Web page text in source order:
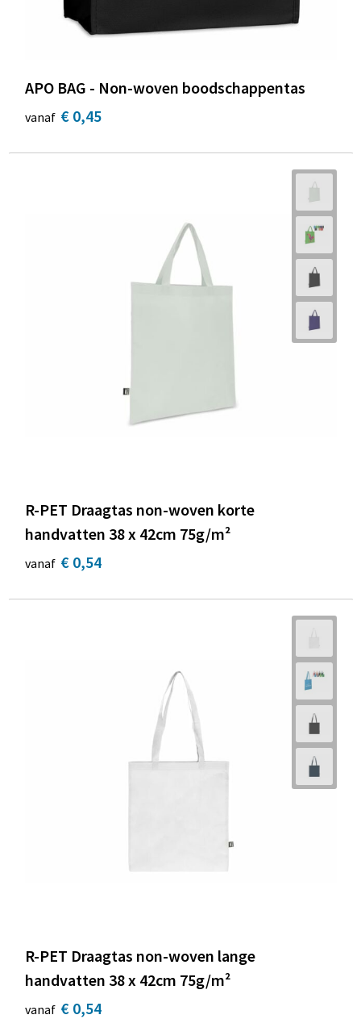
APO BAG - Non-woven boodschappentas
vanaf € 0,45
R-PET Draagtas non-woven korte
handvatten 38 x 42cm 75g/m²
vanaf € 0,54
R-PET Draagtas non-woven lange
handvatten 38 x 42cm 75g/m²
vanaf € 0,54